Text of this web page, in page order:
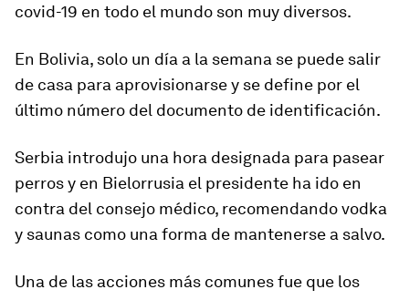
covid-19 en todo el mundo son muy diversos.
En Bolivia, solo un día a la semana se puede salir
de casa para aprovisionarsey se define por el
último número del documento de identificación.
Serbia introdujo una hora designada para pasear
perros y en Bielorrusia el presidente ha ido en
contra del consejo médico, recomendando vodka
y saunas como una forma de mantenerse a salvo.
Una de las acciones más comunes fue que los